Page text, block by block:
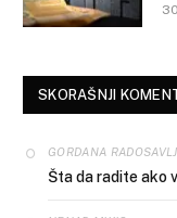
SKORAŠNJI
GORDANA
Šta da radite ako